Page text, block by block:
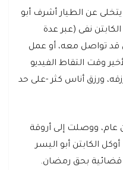
عن الطيار أشرف أبو
نفى (عبر عدة
قد تواصل معه، أو عمل
وقت التقاط الفيديو
ورزق أناس كثر -على حد
عام، ووصلت إلى أروقة
الكابتن أبو اليسر
قضائية بحق رمضان.